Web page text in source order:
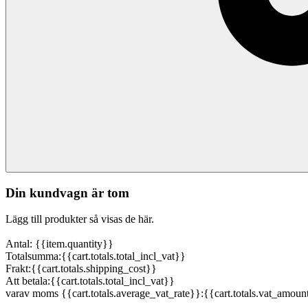
Din kundvagn är tom
Lägg till produkter så visas de här.
Antal: {{item.quantity}}
Totalsumma:{{cart.totals.total_incl_vat}}
Frakt:{{cart.totals.shipping_cost}}
Att betala:{{cart.totals.total_incl_vat}}
varav moms {{cart.totals.average_vat_rate}}: